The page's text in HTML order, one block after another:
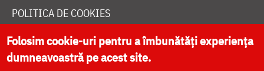
POLITICA DE COOKIES
DONEAZĂ ONLINE PENTRU CATEDRALA NAȚIONALĂ
Folosim cookie-uri pentru a îmbunătăți experiența
dumneavoastră pe acest site.